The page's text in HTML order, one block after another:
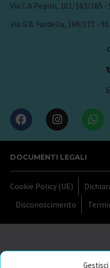
Gestisci
Via C.A.Pepoli, 161/163/165 -
Via G.B. Fardella, 169/171 -
DOCUMENTI LEGALI
Cookie Policy (UE)
Disconoscimento